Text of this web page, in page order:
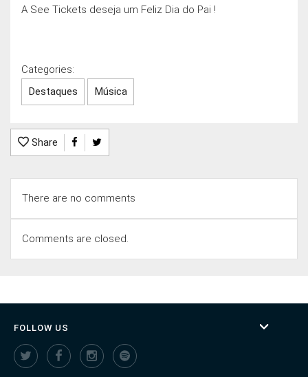
A See Tickets deseja um Feliz Dia do Pai !
Categories:
Destaques
Música
Share
There are no comments
Comments are closed.
FOLLOW US